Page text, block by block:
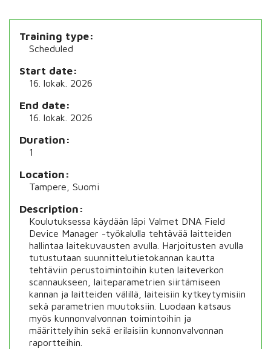
Training type
Scheduled
Start date
16. lokak. 2026
End date
16. lokak. 2026
Duration
1
Location
Tampere, Suomi
Description
Koulutuksessa käydään läpi Valmet DNA Field
Device Manager -työkalulla tehtävää laitteiden
hallintaa laitekuvausten avulla. Harjoitusten avulla
tutustutaan suunnittelutietokannan kautta
tehtäviin perustoimintoihin kuten laiteverkon
scannaukseen, laiteparametrien siirtämiseen
kannan ja laitteiden välillä, laiteisiin kytkeytymisiin
sekä parametrien muutoksiin. Luodaan katsaus
myös kunnonvalvonnan toimintoihin ja
määrittelyihin sekä erilaisiin kunnonvalvonnan
raportteihin.